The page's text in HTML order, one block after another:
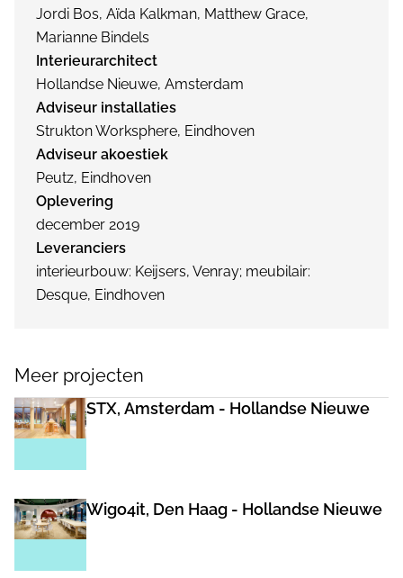
Jordi Bos, Aïda Kalkman, Matthew Grace,
Marianne Bindels
Interieurarchitect
Hollandse Nieuwe, Amsterdam
Adviseur installaties
Strukton Worksphere, Eindhoven
Adviseur akoestiek
Peutz, Eindhoven
Oplevering
december 2019
Leveranciers
interieurbouw: Keijsers, Venray; meubilair:
Desque, Eindhoven
Meer projecten
STX, Amsterdam - Hollandse Nieuwe
Wigo4it, Den Haag - Hollandse Nieuwe